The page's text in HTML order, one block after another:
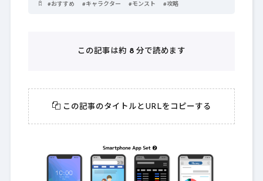
#おすすめ #キャラクター #モンスト #攻略
この記事は約 8 分で読めます
この記事のタイトルとURLをコピーする